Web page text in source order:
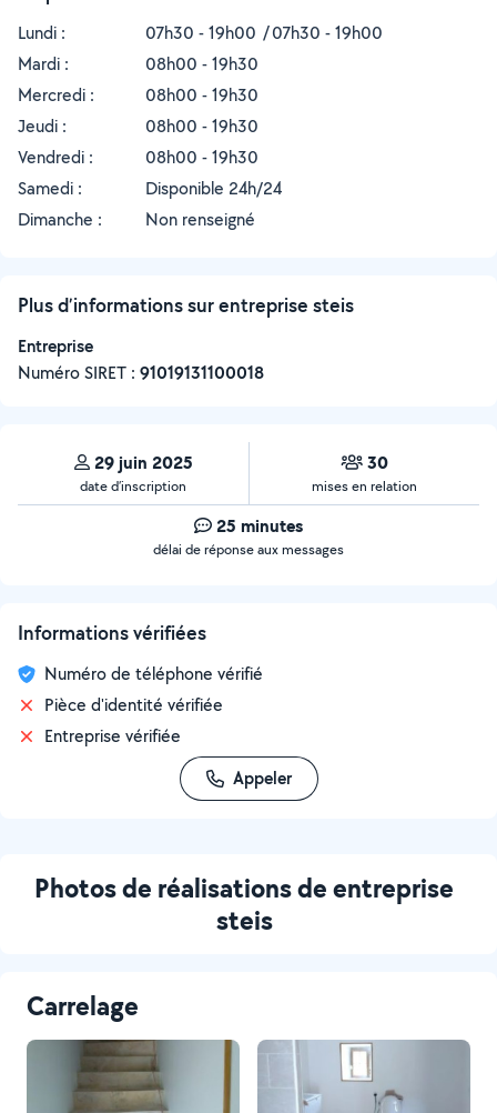
Lundi : 07h30 - 19h00
07h30 - 19h00
Mardi :
08h00 - 19h30
Mercredi :
08h00 - 19h30
Jeudi :
08h00 - 19h30
Vendredi :
08h00 - 19h30
Samedi :
Disponible 24h/24
Dimanche :
Non renseigné
Plus d’informations sur entreprise steis
Entreprise
Numéro SIRET : ‍91019131100018
29 juin 2025
date d’inscription
30
mises en relation
25 minutes
délai de réponse aux messages
Informations vérifiées
Numéro de téléphone vérifié
Pièce d'identité vérifiée
Entreprise vérifiée
Appeler
Photos de réalisations de entreprise
steis
Carrelage